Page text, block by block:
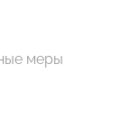
меры